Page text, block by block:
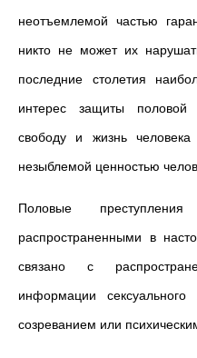
неотъемлемой частью
никто не может их
последние столетия
интерес защиты половой
свободу и жизнь человека
незыблемой ценностью
Половые
распространенными в
связано с
информации
созреванием или